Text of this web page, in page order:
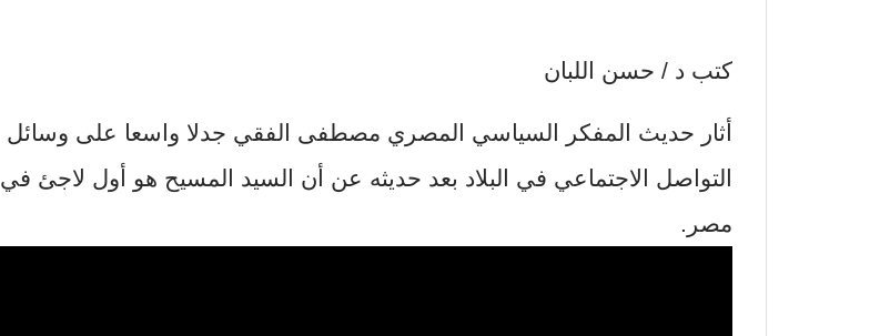
كتب د / حسن اللبان
أثار حديث المفكر السياسي المصري مصطفى الفقي جدلا واسعا على وسائل
التواصل الاجتماعي في البلاد بعد حديثه عن أن السيد المسيح هو أول لاجئ في
مصر.